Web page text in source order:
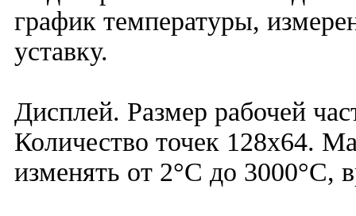
график температуры,
уставку.
Дисплей. Размер рабочей
Количество точек 128х64.
изменять от 2°С до 3000°С,